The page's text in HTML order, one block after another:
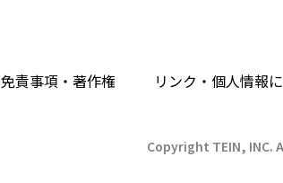
免責事項・著作権 リンク・個人情報
Copyright TEIN, INC.